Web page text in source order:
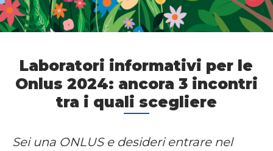
Laboratori informativi per le
Onlus 2024: ancora 3 incontri
tra i quali scegliere
Sei una ONLUS e desideri entrare nel